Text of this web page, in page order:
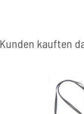
Kunden kauften